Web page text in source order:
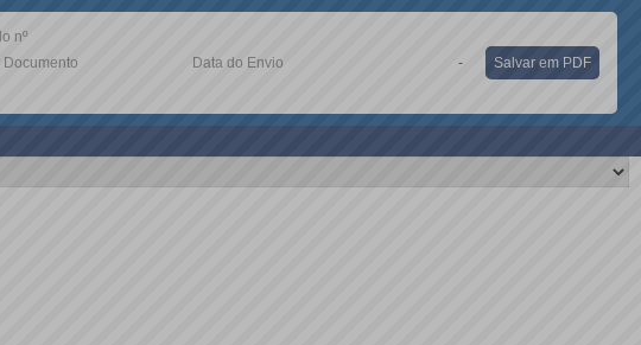
nº
Documento
Data do Envio - Salvar em PDF